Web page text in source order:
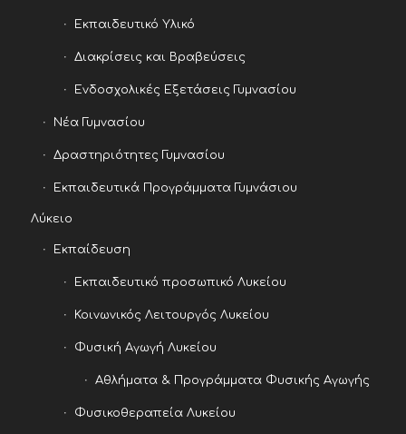
Εκπαιδευτικό Υλικό
Διακρίσεις και Βραβεύσεις
Ενδοσχολικές Εξετάσεις Γυμνασίου
Νέα Γυμνασίου
Δραστηριότητες Γυμνασίου
Εκπαιδευτικά Προγράμματα Γυμνάσιου
Λύκειο
Εκπαίδευση
Εκπαιδευτικό προσωπικό Λυκείου
Κοινωνικός Λειτουργός Λυκείου
Φυσική Αγωγή Λυκείου
Αθλήματα & Προγράμματα Φυσικής Αγωγής
Φυσικοθεραπεία Λυκείου